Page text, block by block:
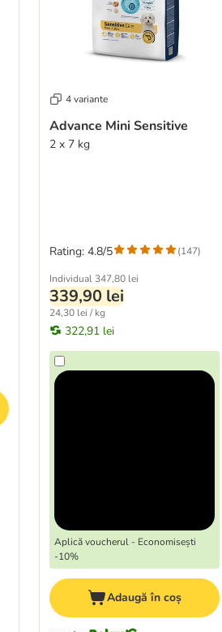
4 variante
Advance Mini Sensitive
2 x 7 kg
Individual 347,80 lei
339,90 lei
24,30 lei / kg
322,91 lei
Aplică voucherul - Economisești
-10%
Rating: 4.8/5 (147)
Adaugă în coș